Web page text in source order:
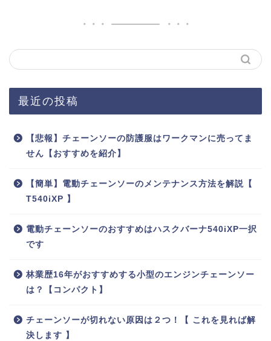
最近の投稿
【悲報】チェーンソーの防護服はワークマンに売ってま
せん【おすすめを紹介】
【簡単】電動チェーンソーのメンテナンス方法を解説【
T540iXP 】
電動チェーンソーのおすすめはハスクバーナ540iXP一択
です
林業歴16年がおすすめする小型のエンジンチェーンソー
は？【コンパクト】
チェーンソーが切れない原因は２つ！【 これを見れば解
決します 】